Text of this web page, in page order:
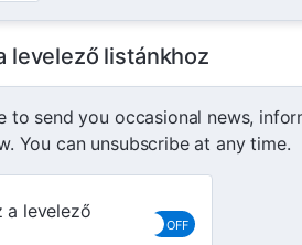
levelező listánkhoz
to send you occasional news,
You can unsubscribe at any time.
a levelező